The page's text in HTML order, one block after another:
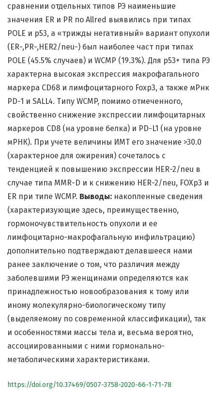
сравнении отдельных типов РЭ наименьшие
значения ER и PR по Allred выявились при типах
POLE и p53, а «трижды негативный» вариант опухоли
(ER-,PR-,HER2/neu-) был наиболее част при типах
POLE (45.5% случаев) и WCMP (19.3%). Для p53+ типа РЭ
характерна высокая экспрессия макрофагального
маркера CD68 и лимфоцитарного Foxp3, а также мРнк
PD-1 и SALL4. Типу WCMP, помимо отмеченного,
свойственно снижение экспрессии лимфоцитарных
маркеров CD8 (на уровне белка) и PD-L1 (на уровне
мРНК). При учете величины ИМТ его значение >30.0
(характерное для ожирения) сочеталось с
тенденцией к повышению экспрессии HER-2/neu в
случае типа MMR-D и к снижению HER-2/neu, FOXp3 и
ER при типе WCMP. Выводы: накопленные сведения
(характеризующие здесь, преимущественно,
гормоночувствительность опухоли и ее
лимфоцитарно-макрофагальную инфильтрацию)
дополнительно подтверждают делавшееся нами
ранее заключение о том, что различия между
заболевшими РЭ женщинами определяются как
принадлежностью новообразования к тому или
иному молекулярно-биологическому типу
(выделяемому по современной классификации), так
и особенностями массы тела и, весьма вероятно,
ассоциированными с ними гормонально-
метаболическими характеристиками.
https://doi.org/10.37469/0507-3758-2020-66-1-71-78